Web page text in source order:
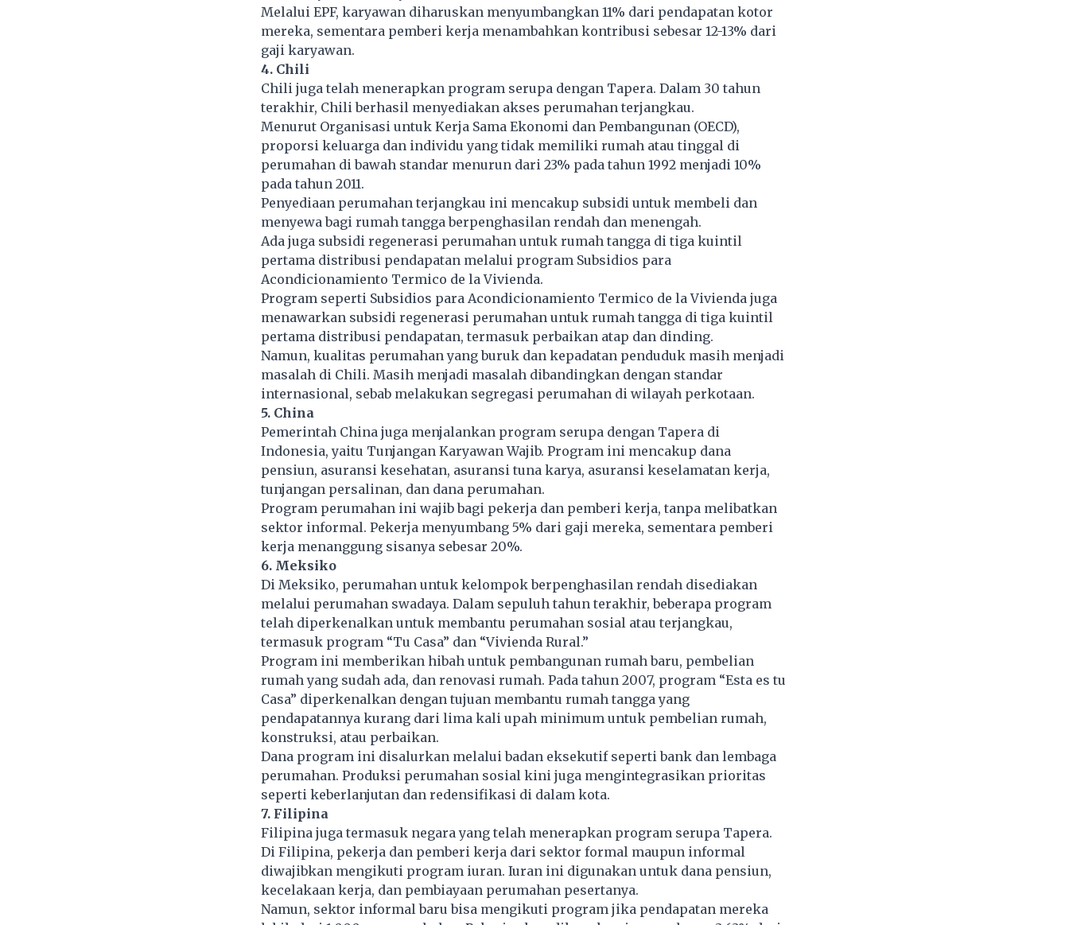
Melalui EPF, karyawan diharuskan menyumbangkan 11% dari pendapatan kotor
mereka, sementara pemberi kerja menambahkan kontribusi sebesar 12-13% dari
gaji karyawan.
4. Chili
Chili juga telah menerapkan program serupa dengan Tapera. Dalam 30 tahun
terakhir, Chili berhasil menyediakan akses perumahan terjangkau.
Menurut Organisasi untuk Kerja Sama Ekonomi dan Pembangunan (OECD),
proporsi keluarga dan individu yang tidak memiliki rumah atau tinggal di
perumahan di bawah standar menurun dari 23% pada tahun 1992 menjadi 10%
pada tahun 2011.
Penyediaan perumahan terjangkau ini mencakup subsidi untuk membeli dan
menyewa bagi rumah tangga berpenghasilan rendah dan menengah.
Ada juga subsidi regenerasi perumahan untuk rumah tangga di tiga kuintil
pertama distribusi pendapatan melalui program Subsidios para
Acondicionamiento Termico de la Vivienda.
Program seperti Subsidios para Acondicionamiento Termico de la Vivienda juga
menawarkan subsidi regenerasi perumahan untuk rumah tangga di tiga kuintil
pertama distribusi pendapatan, termasuk perbaikan atap dan dinding.
Namun, kualitas perumahan yang buruk dan kepadatan penduduk masih menjadi
masalah di Chili. Masih menjadi masalah dibandingkan dengan standar
internasional, sebab melakukan segregasi perumahan di wilayah perkotaan.
5. China
Pemerintah China juga menjalankan program serupa dengan Tapera di
Indonesia, yaitu Tunjangan Karyawan Wajib. Program ini mencakup dana
pensiun, asuransi kesehatan, asuransi tuna karya, asuransi keselamatan kerja,
tunjangan persalinan, dan dana perumahan.
Program perumahan ini wajib bagi pekerja dan pemberi kerja, tanpa melibatkan
sektor informal. Pekerja menyumbang 5% dari gaji mereka, sementara pemberi
kerja menanggung sisanya sebesar 20%.
6. Meksiko
Di Meksiko, perumahan untuk kelompok berpenghasilan rendah disediakan
melalui perumahan swadaya. Dalam sepuluh tahun terakhir, beberapa program
telah diperkenalkan untuk membantu perumahan sosial atau terjangkau,
termasuk program “Tu Casa” dan “Vivienda Rural.”
Program ini memberikan hibah untuk pembangunan rumah baru, pembelian
rumah yang sudah ada, dan renovasi rumah. Pada tahun 2007, program “Esta es tu
Casa” diperkenalkan dengan tujuan membantu rumah tangga yang
pendapatannya kurang dari lima kali upah minimum untuk pembelian rumah,
konstruksi, atau perbaikan.
Dana program ini disalurkan melalui badan eksekutif seperti bank dan lembaga
perumahan. Produksi perumahan sosial kini juga mengintegrasikan prioritas
seperti keberlanjutan dan redensifikasi di dalam kota.
7. Filipina
Filipina juga termasuk negara yang telah menerapkan program serupa Tapera.
Di Filipina, pekerja dan pemberi kerja dari sektor formal maupun informal
diwajibkan mengikuti program iuran. Iuran ini digunakan untuk dana pensiun,
kecelakaan kerja, dan pembiayaan perumahan pesertanya.
Namun, sektor informal baru bisa mengikuti program jika pendapatan mereka